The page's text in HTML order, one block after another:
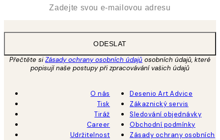
ODESLAT
Přečtěte siZásady ochrany osobních údajů osobních údajů, které
popisují naše postupy při zpracovávání vašich údajů
O nás
Tisk
Tiráž
Career
Udržitelnost
Desenio Art Advice
Zákaznický servis
Sledování objednávky
Obchodní podmínky
Zásady ochrany osobních